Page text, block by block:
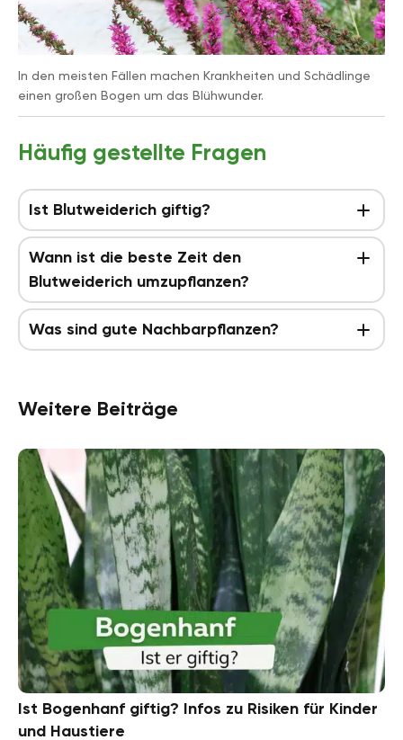
In den meisten Fällen machen Krankheiten und Schädlinge
einen großen Bogen um das Blühwunder.
Häufig gestellte Fragen
Ist Blutweiderich giftig?
Wann ist die beste Zeit den
Blutweiderich umzupflanzen?
Was sind gute Nachbarpflanzen?
Weitere Beiträge
Ist Bogenhanf giftig? Infos zu Risiken für Kinder
und Haustiere